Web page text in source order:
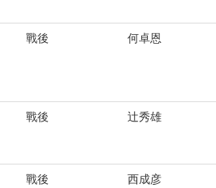
戰後 何卓恩
戰後 辻秀雄
戰後 西成彦